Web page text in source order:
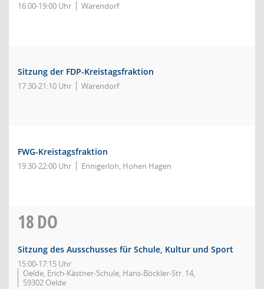
16:00-19:00 Uhr Warendorf
Sitzung der FDP-Kreistagsfraktion
17:30-21:10 Uhr Warendorf
FWG-Kreistagsfraktion
19:30-22:00 Uhr Ennigerloh, Hohen Hagen
18DO
Sitzung des Ausschusses für Schule, Kultur und Sport
15:00-17:15 Uhr
Oelde, Erich-Kästner-Schule, Hans-Böckler-Str. 14,
59302 Oelde